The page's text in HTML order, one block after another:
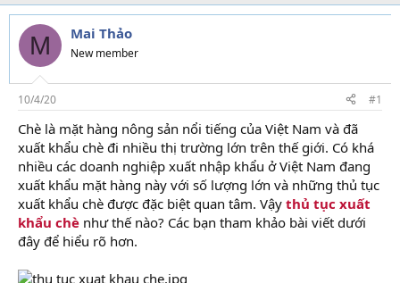
r
e
d
s
t
a
r
t
e
r
à
y
g
i
M Mai Thảo
New member
10/4/20 #1
Chè là mặt hàng nông sản nổi tiếng của Việt Nam và đã
xuất khẩu chè đi nhiều thị trường lớn trên thế giới. Có khá
nhiều các doanh nghiệp xuất nhập khẩu ở Việt Nam đang
xuất khẩu mặt hàng này với số lượng lớn và những thủ tục
xuất khẩu chè được đặc biệt quan tâm. Vậy thủ tục xuất
khẩu chè như thế nào? Các bạn tham khảo bài viết dưới
đây để hiểu rõ hơn.